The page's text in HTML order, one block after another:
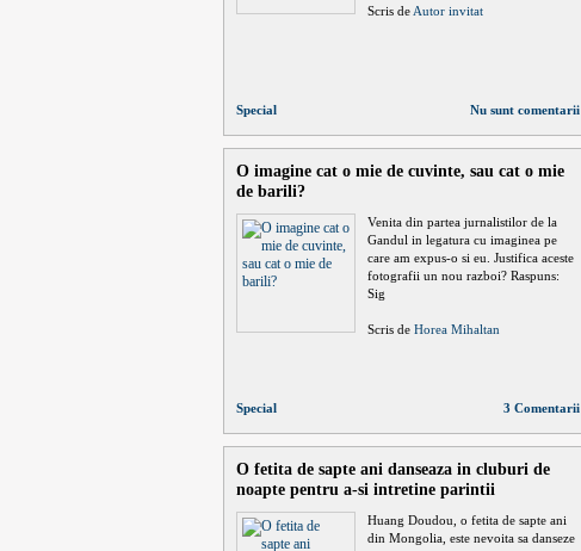
Scris de Autor invitat
Special Nu sunt comentarii
O imagine cat o mie de cuvinte, sau cat o mie
de barili?
Venita din partea jurnalistilor de la
Gandul in legatura cu imaginea pe
care am expus-o si eu. Justifica aceste
fotografii un nou razboi? Raspuns:
Sig
Scris de Horea Mihaltan
Special 3 Comentarii
O fetita de sapte ani danseaza in cluburi de
noapte pentru a-si intretine parintii
Huang Doudou, o fetita de sapte ani
din Mongolia, este nevoita sa danseze